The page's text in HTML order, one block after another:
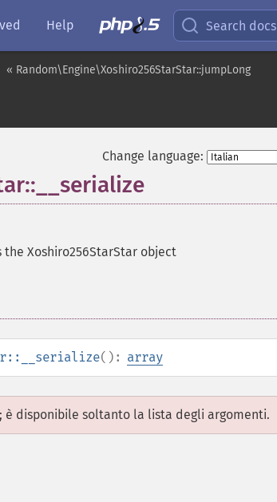
Help Search docs
« Random\Engine\Xoshiro256StarStar::jumpLong
Change language:
the Xoshiro256StarStar object
(): array
è disponibile soltanto la lista degli argomenti.